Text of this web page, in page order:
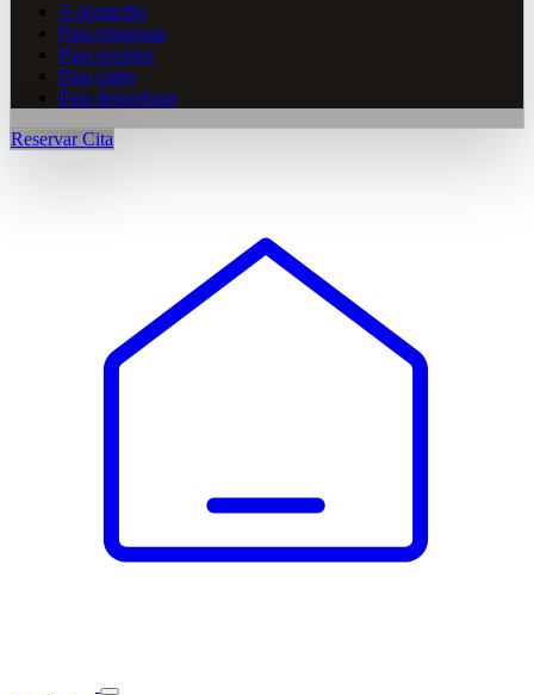
A domicilio
Para empresas
Para eventos
Para clubs
Para deportistas
Reservar Cita